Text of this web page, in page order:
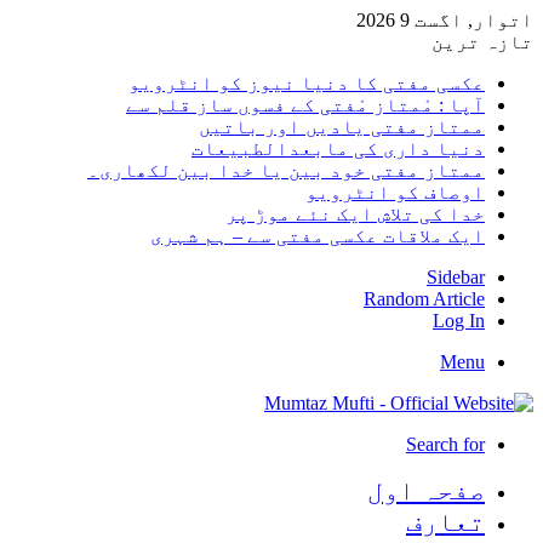
اتوار, اگست 9 2026
تازہ ترین
عکسی مفتی کا دنیا نیوز کو انٹرویو
آپا : مْمتاز مْفتی کے فسوں ساز قلم سے
ممتاز مفتی یادیں اور باتیں
دنیا داری کی مابعدالطبیعات
ممتاز مفتی خود بین یا خدا بین لکھاری۔
اوصاف کو انٹرویو
خدا کی تلاش ایک نئے موڑ پر
ایک ملاقات عکسی مفتی سے – ہم شہری
Sidebar
Random Article
Log In
Menu
Search for
صفحہ اول
تعارف